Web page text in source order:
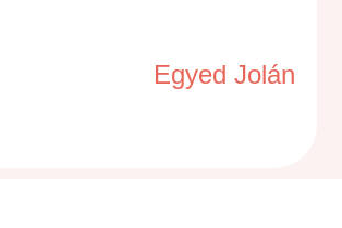
Egyed Jolán